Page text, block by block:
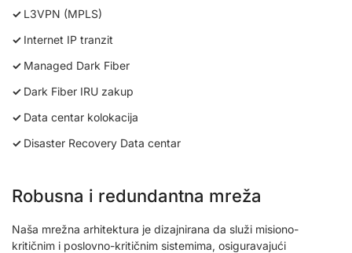
L3VPN (MPLS)
Internet IP tranzit
Managed Dark Fiber
Dark Fiber IRU zakup
Data centar kolokacija
Disaster Recovery Data centar
Robusna i redundantna mreža
Naša mrežna arhitektura je dizajnirana da služi misiono-
kritičnim i poslovno-kritičnim sistemima, osiguravajući